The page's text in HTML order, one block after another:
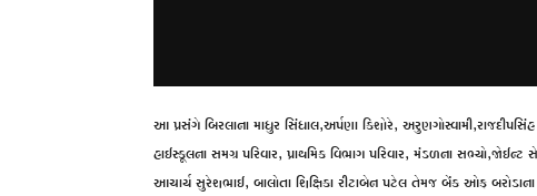
આ પ્રસંગે બિરલાના માધુર સિંધાલ,અર્પણા કિશોરે,
હાઈસ્કૂલના સમગ્ર પરિવાર, પ્રાથમિક વિભાગ પરિવાર, મંડળના
આચાર્ય સુરેશભાઈ, બાલોતા શિક્ષિકા રીટાબેન પટેલ તેમજ બેંક ઓફ